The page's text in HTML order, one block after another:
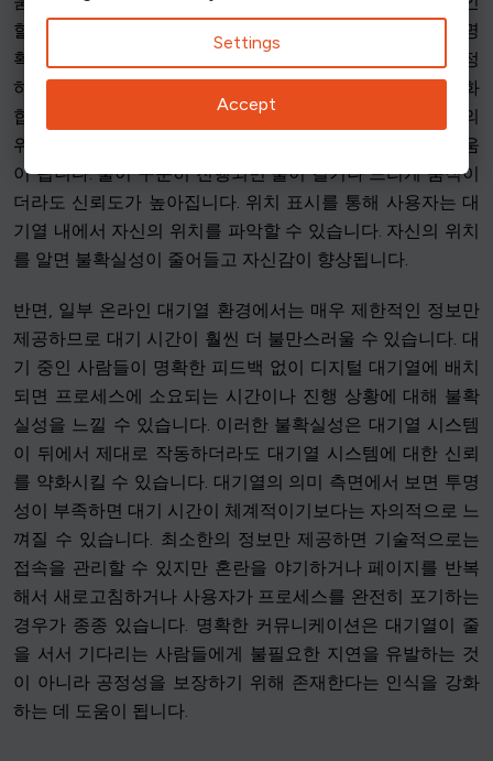
할 수 있으면 대기 시간이 더 관리하기 쉽다고 느껴집니다. 명
확한 피드백은 대기열 프로세스에 대한 신뢰를 높이고 공정
하고 일관성 있게 접속 권한이 부여되고 있다는 인식을 강화
합니다. 진행 상황을 표시하면 사용자가 대기열에서 자신의
위치와 대기열이 어떻게 움직이고 있는지 이해하는 데 도움
이 됩니다. 줄이 꾸준히 진행되면 줄이 길거나 느리게 움직이
더라도 신뢰도가 높아집니다. 위치 표시를 통해 사용자는 대
기열 내에서 자신의 위치를 파악할 수 있습니다. 자신의 위치
를 알면 불확실성이 줄어들고 자신감이 향상됩니다.
반면, 일부 온라인 대기열 환경에서는 매우 제한적인 정보만
제공하므로 대기 시간이 훨씬 더 불만스러울 수 있습니다. 대
기 중인 사람들이 명확한 피드백 없이 디지털 대기열에 배치
되면 프로세스에 소요되는 시간이나 진행 상황에 대해 불확
실성을 느낄 수 있습니다. 이러한 불확실성은 대기열 시스템
이 뒤에서 제대로 작동하더라도 대기열 시스템에 대한 신뢰
를 약화시킬 수 있습니다. 대기열의 의미 측면에서 보면 투명
성이 부족하면 대기 시간이 체계적이기보다는 자의적으로 느
껴질 수 있습니다. 최소한의 정보만 제공하면 기술적으로는
접속을 관리할 수 있지만 혼란을 야기하거나 페이지를 반복
해서 새로고침하거나 사용자가 프로세스를 완전히 포기하는
경우가 종종 있습니다. 명확한 커뮤니케이션은 대기열이 줄
을 서서 기다리는 사람들에게 불필요한 지연을 유발하는 것
이 아니라 공정성을 보장하기 위해 존재한다는 인식을 강화
하는 데 도움이 됩니다.
Settings
Accept